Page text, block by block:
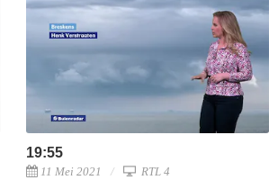
19:55
11 Mei 2021 RTL 4